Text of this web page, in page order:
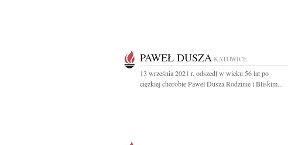
PAWEŁ DUSZA KATOWICE
13 września 2021 r. odszedł w wieku 56 lat po
ciężkiej chorobie Paweł Dusza Rodzinie i Bliskim...